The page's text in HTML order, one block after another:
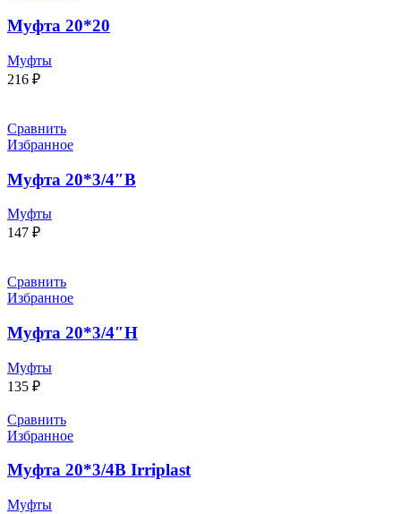
Муфта 20*20
Муфты
216 ₽
Сравнить
Избранное
Муфта 20*3/4″В
Муфты
147 ₽
Сравнить
Избранное
Муфта 20*3/4″Н
Муфты
135 ₽
Сравнить
Избранное
Муфта 20*3/4В Irriplast
Муфты